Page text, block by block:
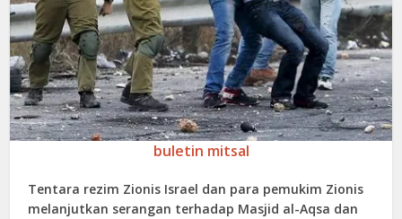
buletin mitsal
Tentara rezim Zionis Israel dan para pemukim Zionis
melanjutkan serangan terhadap Masjid al-Aqsa dan